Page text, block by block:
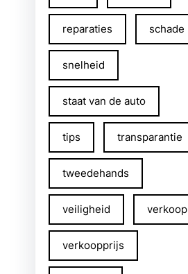
reparaties schade
snelheid
staat van de auto
tips transparantie
tweedehands
veiligheid verkoop
verkoopprijs